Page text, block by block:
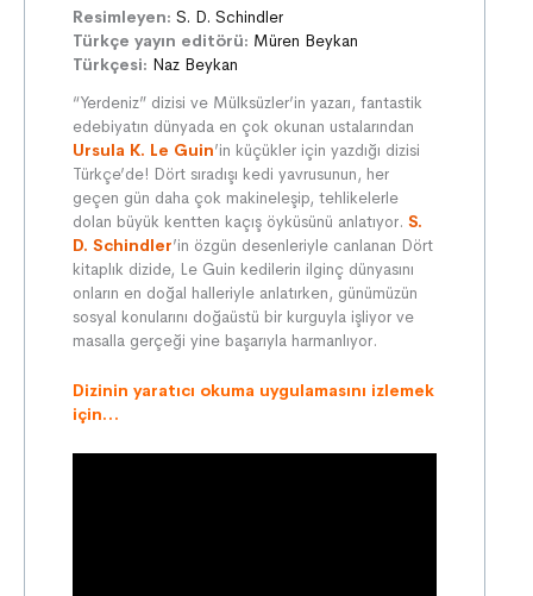
Resimleyen: S. D. Schindler
Türkçe yayın editörü: Müren Beykan
Türkçesi: Naz Beykan
“Yerdeniz” dizisi ve Mülksüzler’in yazarı, fantastik
edebiyatın dünyada en çok okunan ustalarından
Ursula K. Le Guin’in küçükler için yazdığı dizisi
Türkçe’de! Dört sıradışı kedi yavrusunun, her
geçen gün daha çok makineleşip, tehlikelerle
dolan büyük kentten kaçış öyküsünü anlatıyor. S.
D. Schindler’in özgün desenleriyle canlanan Dört
kitaplık dizide, Le Guin kedilerin ilginç dünyasını
onların en doğal halleriyle anlatırken, günümüzün
sosyal konularını doğaüstü bir kurguyla işliyor ve
masalla gerçeği yine başarıyla harmanlıyor.
Dizinin yaratıcı okuma uygulamasını izlemek
için…